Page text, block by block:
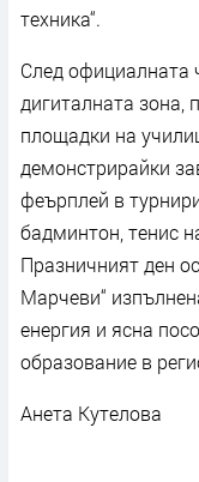
техника“.
След официалната
дигиталната зона,
площадки на
демонстрирайки
феърплей в
бадминтон, тенис
Празничният ден
Марчеви“
енергия и ясна
образование в
Анета Кутелова